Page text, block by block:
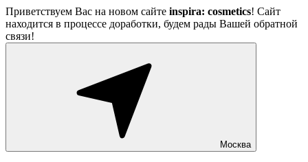
Приветствуем Вас на новом сайте inspira: cosmetics! Сайт
находится в процессе доработки, будем рады Вашей обратной
связи!
Москва